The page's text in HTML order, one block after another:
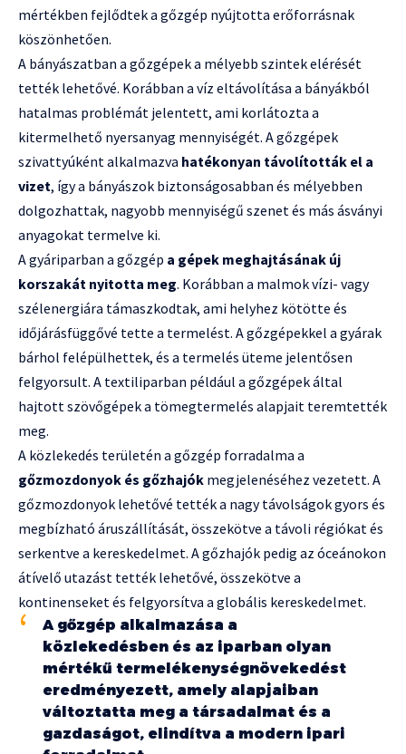
mértékben fejlődtek a gőzgép nyújtotta erőforrásnak
köszönhetően.
A bányászatban a gőzgépek a mélyebb szintek elérését
tették lehetővé. Korábban a víz eltávolítása a bányákból
hatalmas problémát jelentett, ami korlátozta a
kitermelhető nyersanyag mennyiségét. A gőzgépek
szivattyúként alkalmazva hatékonyan távolították el a
vizet, így a bányászok biztonságosabban és mélyebben
dolgozhattak, nagyobb mennyiségű szenet és más ásványi
anyagokat termelve ki.
A gyáriparban a gőzgép a gépek meghajtásának új
korszakát nyitotta meg. Korábban a malmok vízi- vagy
szélenergiára támaszkodtak, ami helyhez kötötte és
időjárásfüggővé tette a termelést. A gőzgépekkel a gyárak
bárhol felépülhettek, és a termelés üteme jelentősen
felgyorsult. A textiliparban például a gőzgépek által
hajtott szövőgépek a tömegtermelés alapjait teremtették
meg.
A közlekedés területén a gőzgép forradalma a
gőzmozdonyok és gőzhajók megjelenéséhez vezetett. A
gőzmozdonyok lehetővé tették a nagy távolságok gyors és
megbízható áruszállítását, összekötve a távoli régiókat és
serkentve a kereskedelmet. A gőzhajók pedig az óceánokon
átívelő utazást tették lehetővé, összekötve a
kontinenseket és felgyorsítva a globális kereskedelmet.
A gőzgép alkalmazása a
közlekedésben és az iparban olyan
mértékű termelékenységnövekedést
eredményezett, amely alapjaiban
változtatta meg a társadalmat és a
gazdaságot, elindítva a modern ipari